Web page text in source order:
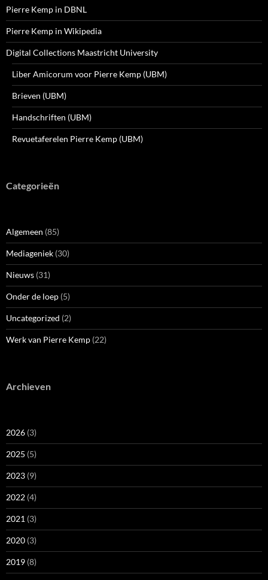
Pierre Kemp in DBNL
Pierre Kemp in Wikipedia
Digital Collections Maastricht University
Liber Amicorum voor Pierre Kemp (UBM)
Brieven (UBM)
Handschriften (UBM)
Revuetaferelen Pierre Kemp (UBM)
Categorieën
Algemeen (85)
Mediageniek (30)
Nieuws (31)
Onder de loep (5)
Uncategorized (2)
Werk van Pierre Kemp (22)
Archieven
2026 (3)
2025 (5)
2023 (9)
2022 (4)
2021 (3)
2020 (3)
2019 (8)